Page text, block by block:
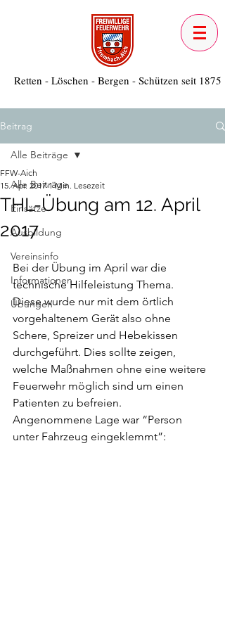
Retten - Löschen - Bergen - Schützen seit 1875
Beitrag
Alle Beiträge
Einsätze
Ausbildung
Vereinsinfo
Informationen
Übungen
Alle Beiträge
THL-Übung am 12. April
2017
FFW-Aich
15. Apr. 2017 1 Min. Lesezeit
Bei der Übung im April war die
technische Hilfeleistung Thema.
Diese wurde nur mit dem örtlich
vorgehaltenem Gerät also ohne
Schere, Spreizer und Hebekissen
durchgeführt. Dies sollte zeigen,
welche Maßnahmen ohne eine weitere
Feuerwehr möglich sind um einen
Patienten zu befreien.
Angenommene Lage war “Person
unter Fahrzeug eingeklemmt”: